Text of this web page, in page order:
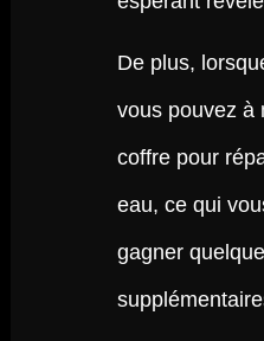
De plus,
vous pouvez à
coffre pour
eau, ce qui
gagner